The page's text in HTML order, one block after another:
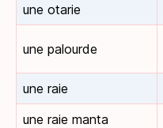
une otarie
une palourde
une raie
une raie manta